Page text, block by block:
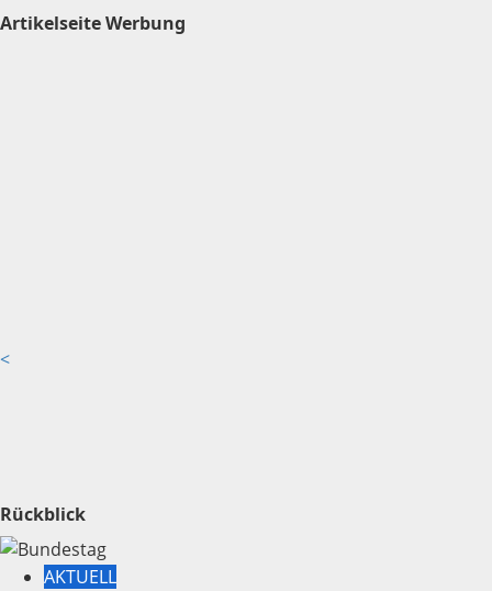
Artikelseite Werbung
<
Rückblick
AKTUELL